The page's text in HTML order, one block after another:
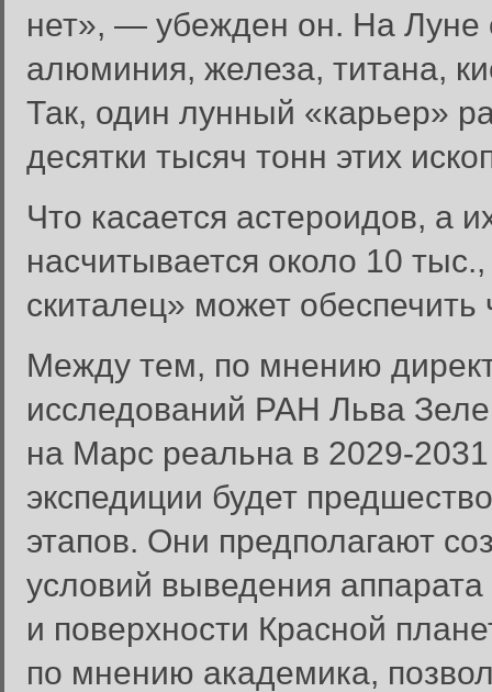
нет», — убежден он. На Луне
алюминия, железа, титана,
Так, один лунный «карьер»
десятки тысяч тонн этих
Что касается астероидов, а
насчитывается около 10
скиталец» может
Между тем, по мнению
исследований РАН Льва
на Марс реальна в 2029-
экспедиции будет
этапов. Они предполагают
условий выведения
и поверхности Красной
по мнению академика,
Вход в систему
Введите имя пользователя и